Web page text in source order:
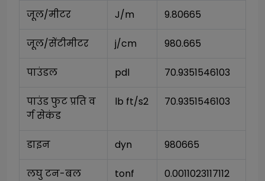
जूल/मीटर J/m 9.80665
जूल/सेंटीमीटर j/cm 980.665
पाउंडल pdl 70.9351546103
पाउंड फुट प्रति व
र्ग सेकंड
lb ft/s2 70.9351546103
डाइन dyn 980665
लघु टन-बल tonf 0.0011023117112